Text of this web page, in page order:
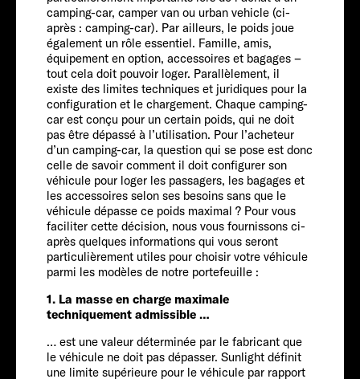
Sunlight
Nos concessionnaires
Découvrir
Service
camping-car, camper van ou urban vehicle (ci-
après : camping-car). Par ailleurs, le poids joue
également un rôle essentiel. Famille, amis,
équipement en option, accessoires et bagages –
tout cela doit pouvoir loger. Parallèlement, il
existe des limites techniques et juridiques pour la
configuration et le chargement. Chaque camping-
car est conçu pour un certain poids, qui ne doit
pas être dépassé à l’utilisation. Pour l’acheteur
d’un camping-car, la question qui se pose est donc
celle de savoir comment il doit configurer son
véhicule pour loger les passagers, les bagages et
les accessoires selon ses besoins sans que le
véhicule dépasse ce poids maximal ? Pour vous
faciliter cette décision, nous vous fournissons ci-
après quelques informations qui vous seront
particulièrement utiles pour choisir votre véhicule
parmi les modèles de notre portefeuille :
1. La masse en charge maximale
techniquement admissible …
… est une valeur déterminée par le fabricant que
le véhicule ne doit pas dépasser. Sunlight définit
une limite supérieure pour le véhicule par rapport
Chassis
FIAT
Personnes